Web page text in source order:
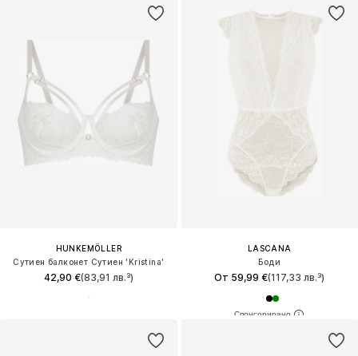
HUNKEMÖLLER
Сутиен балконет Сутиен 'Kristina'
42,90 €(83,91 лв.³)
LASCANA
Боди
От 59,99 €(117,33 лв.³)